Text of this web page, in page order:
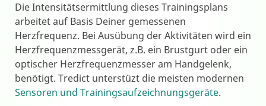
Die Intensitätsermittlung dieses Trainingsplans
arbeitet auf Basis Deiner gemessenen
Herzfrequenz. Bei Ausübung der Aktivitäten wird ein
Herzfrequenzmessgerät, z.B. ein Brustgurt oder ein
optischer Herzfrequenzmesser am Handgelenk,
benötigt. Tredict unterstüzt die meisten modernen
Sensoren und Trainingsaufzeichnungsgeräte.